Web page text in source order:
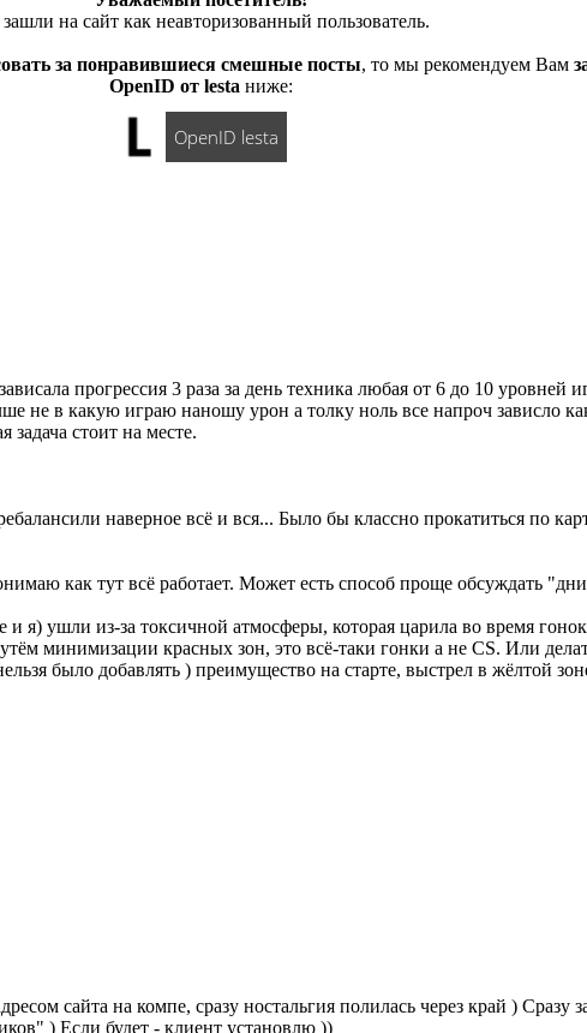
на сайт как неавторизованный пользователь.
за понравившиеся смешные посты, то мы рекомендуем Вам
OpenID от lesta ниже:
OpenID lesta
прогрессия 3 раза за день техника любая от 6 до 10
не в какую играю наношу урон а толку ноль все напроч зависло
стоит на месте.
наверное всё и вся... Было бы классно прокатиться по
как тут всё работает. Может есть способ проще обсуждать
я) ушли из-за токсичной атмосферы, которая царила во время
минимизации красных зон, это всё-таки гонки а не CS. Или
было добавлять ) преимущество на старте, выстрел в жёлтой
сайта на компе, сразу ностальгия полилась через край ) Сразу
) Если будет - клиент установлю ))